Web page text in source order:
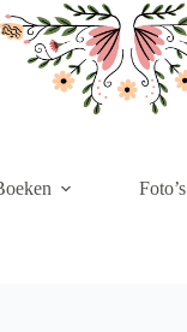
Foto’s